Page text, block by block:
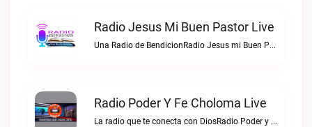
Radio Jesus Mi Buen Pastor Live
Una Radio de BendicionRadio Jesus mi Buen Pastor live
Radio Poder Y Fe Choloma Live
La radio que te conecta con DiosRadio Poder y Fe Choloma live